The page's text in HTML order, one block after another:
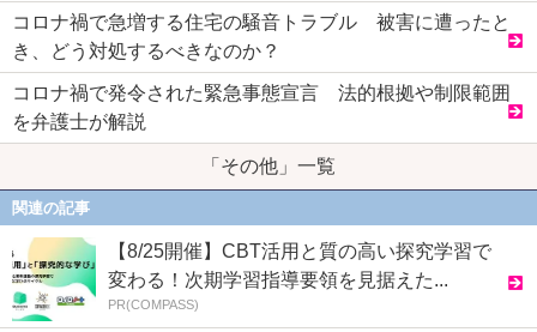
コロナ禍で急増する住宅の騒音トラブル 被害に遭ったと
き、どう対処するべきなのか？
コロナ禍で発令された緊急事態宣言 法的根拠や制限範囲
を弁護士が解説
「その他」一覧
関連の記事
【8/25開催】CBT活用と質の高い探究学習で
変わる！次期学習指導要領を見据えた...
PR(COMPASS)